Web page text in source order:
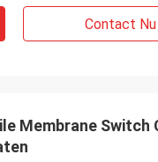
Contact Nu
Membrane